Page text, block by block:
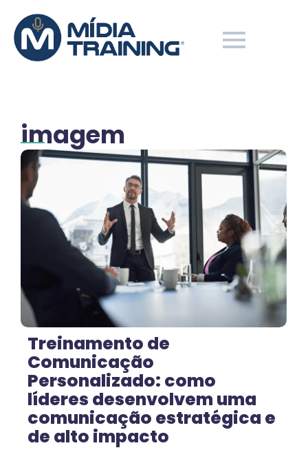
imagem
Treinamento de
Comunicação
Personalizado: como
líderes desenvolvem uma
comunicação estratégica e
de alto impacto